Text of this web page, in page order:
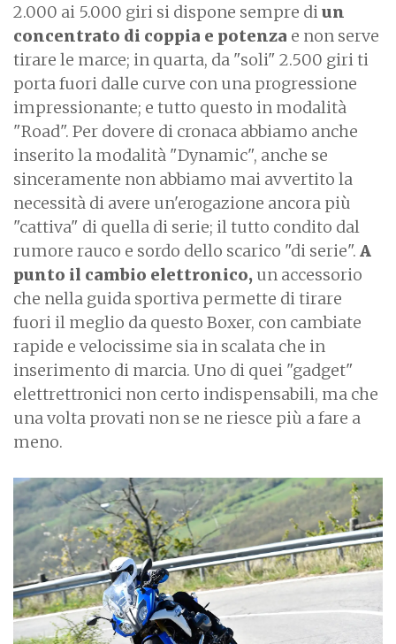
2.000 ai 5.000 giri si dispone sempre di un
concentrato di coppia e potenza e non serve
tirare le marce; in quarta, da "soli" 2.500 giri ti
porta fuori dalle curve con una progressione
impressionante; e tutto questo in modalità
"Road". Per dovere di cronaca abbiamo anche
inserito la modalità "Dynamic", anche se
sinceramente non abbiamo mai avvertito la
necessità di avere un'erogazione ancora più
"cattiva" di quella di serie; il tutto condito dal
rumore rauco e sordo dello scarico "di serie". A
punto il cambio elettronico, un accessorio
che nella guida sportiva permette di tirare
fuori il meglio da questo Boxer, con cambiate
rapide e velocissime sia in scalata che in
inserimento di marcia. Uno di quei "gadget"
elettrettronici non certo indispensabili, ma che
una volta provati non se ne riesce più a fare a
meno.